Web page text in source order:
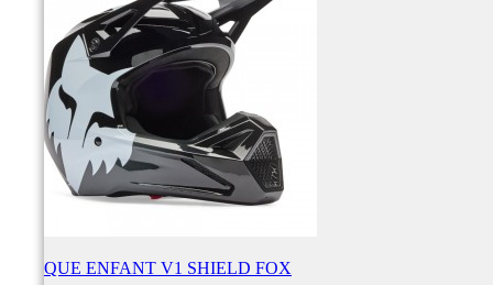
CASQUE ENFANT V1 SHIELD FOX